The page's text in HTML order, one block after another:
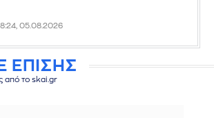
05.08.2026
ΕΠΙΣΗΣ
από το skai.gr